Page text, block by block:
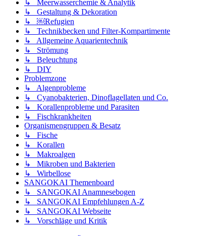
↳ Meerwasserchemie & Analytik
↳ Gestaltung & Dekoration
↳ ￼Refugien
↳ Technikbecken und Filter-Kompartimente
↳ Allgemeine Aquarientechnik
↳ Strömung
↳ Beleuchtung
↳ DIY
Problemzone
↳ Algenprobleme
↳ Cyanobakterien, Dinoflagellaten und Co.
↳ Korallenprobleme und Parasiten
↳ Fischkrankheiten
Organismengruppen & Besatz
↳ Fische
↳ Korallen
↳ Makroalgen
↳ Mikroben und Bakterien
↳ Wirbellose
SANGOKAI Themenboard
↳ SANGOKAI Anamnesebogen
↳ SANGOKAI Empfehlungen A-Z
↳ SANGOKAI Webseite
↳ Vorschläge und Kritik